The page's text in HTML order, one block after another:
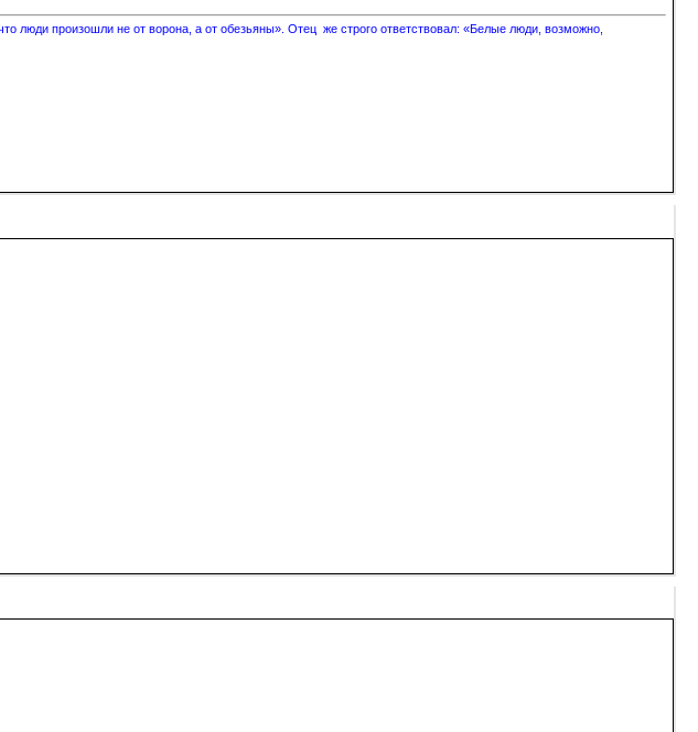
люди произошли не от ворона, а от обезьяны». Отец же строго ответствовал: «Белые люди, возможно,